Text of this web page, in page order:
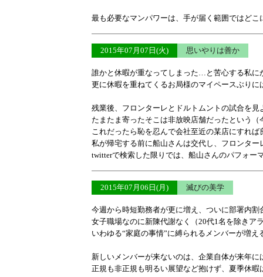
最も必要なマンパワーは、手が届く範囲ではどこ
2015年07月07日(火) 思いやりは善か
誰かと休暇が重なってしまった…と苦心する私に
更に休暇を重ねてくるお局様のマイペースぶり
残業後、フロンターレとドルトムントの試合を
たまたま寄ったそこは非放映店舗だったという
これだったら恥を忍んで会社至近の某店にすれ
私が帰宅する前に船山さんは交代し、フロンタ
twitterで検索した限りでは、船山さんのパフォ
2015年07月06日(月) 滅びの美学
今週から時短勤務者が更に増え、ついに部署内割
女子職場なのに新陳代謝なく（20代1名を除きア
いわゆる“家庭の事情”に縛られるメンバーが増え
新しいメンバーが来ないのは、企業自体が来年
正規も非正規も明るい展望など抱けず、夏季休